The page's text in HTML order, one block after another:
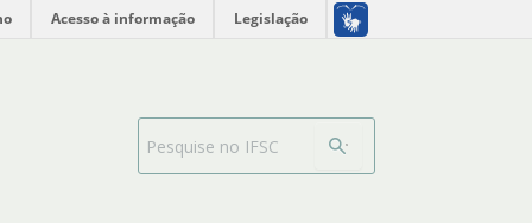
Acesso à informação Legislação
Barra de busca